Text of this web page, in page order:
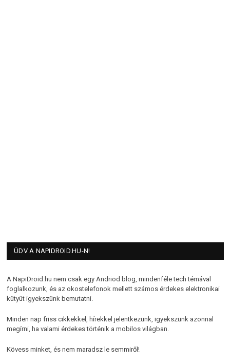
ÜDV A NAPIDROID.HU-N!
A NapiDroid.hu nem csak egy Andriod blog, mindenféle tech témával
foglalkozunk, és az okostelefonok mellett számos érdekes elektronikai
kütyüt igyekszünk bemutatni.
Minden nap friss cikkekkel, hírekkel jelentkezünk, igyekszünk azonnal
megírni, ha valami érdekes történik a mobilos világban.
Kövess minket, és nem maradsz le semmiről!